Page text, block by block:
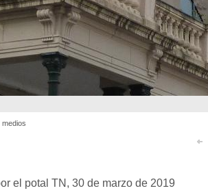
el potal TN, 30 de marzo de 2019